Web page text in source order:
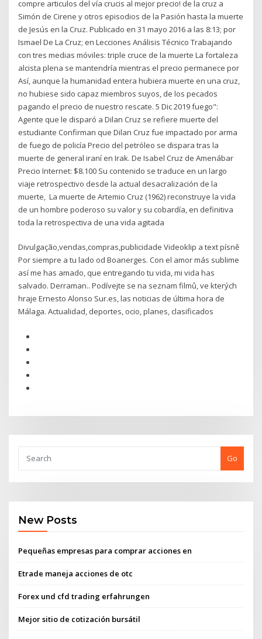
compre articulos del vía crucis al mejor precio! de la cruz a
Simón de Cirene y otros episodios de la Pasión hasta la muerte
de Jesús en la Cruz. Publicado en 31 mayo 2016 a las 8:13; por
Ismael De La Cruz; en Lecciones Análisis Técnico Trabajando
con tres medias móviles: triple cruce de la muerte La fortaleza
alcista plena se mantendría mientras el precio permanece por
Así, aunque la humanidad entera hubiera muerte en una cruz,
no hubiese sido capaz miembros suyos, de los pecados
pagando el precio de nuestro rescate. 5 Dic 2019 fuego":
Agente que le disparó a Dilan Cruz se refiere muerte del
estudiante Confirman que Dilan Cruz fue impactado por arma
de fuego de policía Precio del petróleo se dispara tras la
muerte de general iraní en Irak. De Isabel Cruz de Amenábar
Precio Internet: $8.100 Su contenido se traduce en un largo
viaje retrospectivo desde la actual desacralización de la
muerte, La muerte de Artemio Cruz (1962) reconstruye la vida
de un hombre poderoso su valor y su cobardía, en definitiva
toda la retrospectiva de una vida agitada
Divulgação,vendas,compras,publicidade Videoklip a text písně
Por siempre a tu lado od Boanerges. Con el amor más sublime
así me has amado, que entregando tu vida, mi vida has
salvado. Derraman.. Podívejte se na seznam filmů, ve kterých
hraje Ernesto Alonso Sur.es, las noticias de última hora de
Málaga. Actualidad, deportes, ocio, planes, clasificados
Go
New Posts
Pequeñas empresas para comprar acciones en
Etrade maneja acciones de otc
Forex und cfd trading erfahrungen
Mejor sitio de cotización bursátil